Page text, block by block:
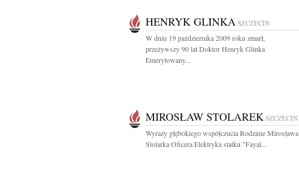
HENRYK GLINKA SZCZECIN
W dniu 19 października 2009 roku zmarł,
przeżywszy 90 lat Doktor Henryk Glinka
Emerytowany...
MIROSŁAW STOLAREK SZCZECIN
Wyrazy głębokiego współczucia Rodzinie Mirosława
Stolarka Oficera Elektryka statku "Fayal...